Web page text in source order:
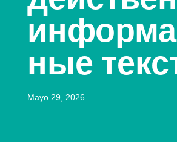
ные
Mayo 29, 2026